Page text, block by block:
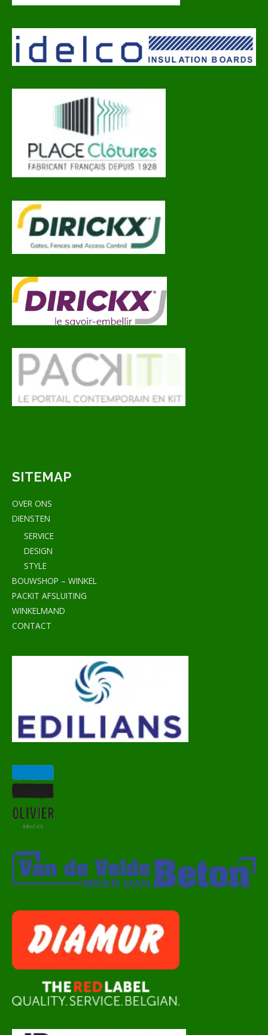
SITEMAP
OVER ONS
DIENSTEN
SERVICE
DESIGN
STYLE
BOUWSHOP – WINKEL
PACKIT AFSLUITING
WINKELMAND
CONTACT